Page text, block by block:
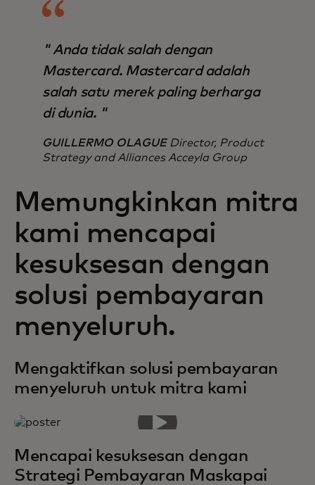
" Anda tidak salah dengan
Mastercard. Mastercard adalah
salah satu merek paling berharga
di dunia. "
GUILLERMO OLAGUE Director, Product
Strategy and Alliances Acceyla Group
Memungkinkan mitra
kami mencapai
kesuksesan dengan
solusi pembayaran
menyeluruh.
Mengaktifkan solusi pembayaran
menyeluruh untuk mitra kami
Mencapai kesuksesan dengan
Strategi Pembayaran Maskapai